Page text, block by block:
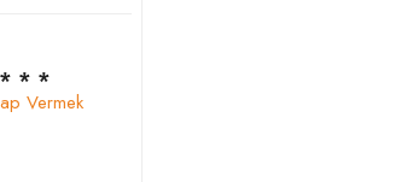
* * *
Vermek